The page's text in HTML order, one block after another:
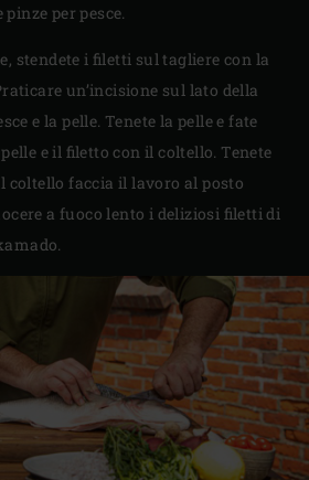
per pesce.
stendete i filetti sul tagliere con la
un’incisione sul lato della
e la pelle. Tenete la pelle e fate
e il filetto con il coltello. Tenete
coltello faccia il lavoro al posto
a fuoco lento i deliziosi filetti di